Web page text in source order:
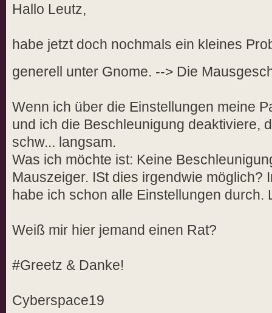
Hallo Leutz,
habe jetzt doch nochmals ein kleines
generell unter Gnome. --> Die
Wenn ich über die Einstellungen meine
und ich die Beschleunigung deaktiviere,
schw... langsam.
Was ich möchte ist: Keine
Mauszeiger. ISt dies irgendwie möglich?
habe ich schon alle Einstellungen durch.
Weiß mir hier jemand einen Rat?
#Greetz & Danke!
Cyberspace19